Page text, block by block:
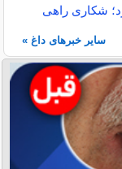
جذب کرد؛ شکاری راهی
سایر خبرهای داغ »